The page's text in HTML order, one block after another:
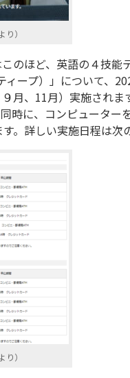
）
のほど、英語の４技
ープ）」について、
月、11月）実施され
時に、コンピューター
。詳しい実施日程は次
）